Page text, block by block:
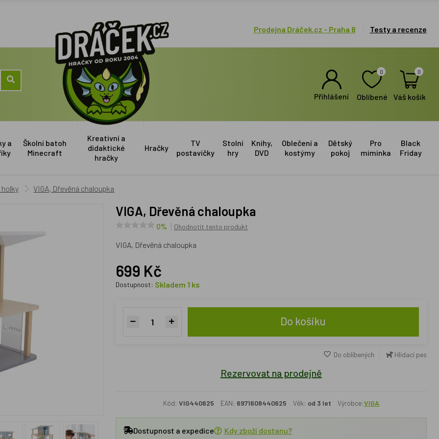
Prodejna Dráček.cz - Praha 8 Testy a recenze
Přihlášení
0
Oblíbené
0
Váš košík
a
Školní batoh
Minecraft
Kreativní a
didaktické
hračky
Hračky
TV
postavičky
Stolní
hry
Knihy,
DVD
Oblečení a
kostýmy
Dětský
pokoj
Pro
miminka
Black
Friday
holky VIGA, Dřevěná chaloupka
VIGA, Dřevěná chaloupka
0% Ohodnotit tento produkt
VIGA, Dřevěná chaloupka
699 Kč
Dostupnost: Skladem 1 ks
Do košíku
Do oblíbených Hlídací pes
Rezervovat na prodejně
Kód: VIG440625 EAN: 6971608440625 Věk: od 3 let Výrobce:VIGA
Dostupnost a expedice Kdy zboží dostanu?